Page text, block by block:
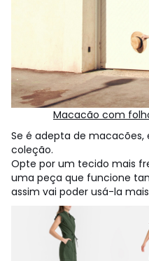
Macacão com
Se é adepta de macacões,
coleção.
Opte por um tecido mais
uma peça que funcione
assim vai poder usá-la